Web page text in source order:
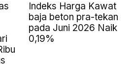
Indeks Harga Kawat
baja beton pra-tekan
pada Juni 2026 Naik
0,19%